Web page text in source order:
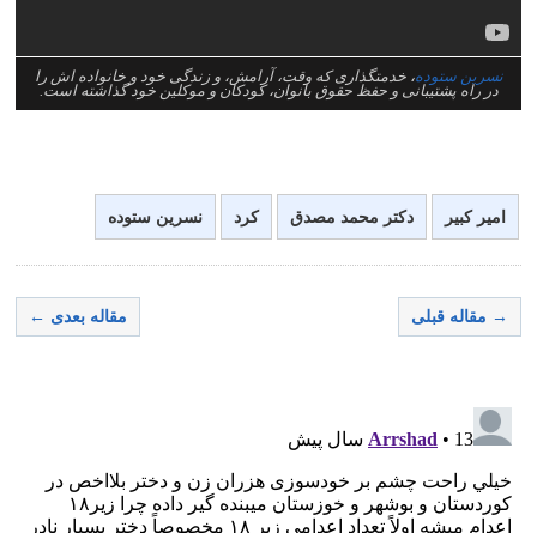
نسرین ستوده، خدمتگذاری که وقت، آرامش، و زندگی خود و خانواده اش را
در راه پشتیبانی و حفظ حقوق بانوان، کودکان و موکلین خود گذاشته است.
امیر کبیر دکتر محمد مصدق کرد نسرین ستوده
→ مقاله قبلی مقاله بعدی ←